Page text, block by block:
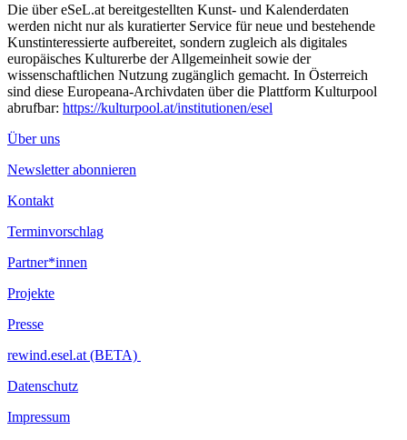
Die über eSeL.at bereitgestellten Kunst- und Kalenderdaten
werden nicht nur als kuratierter Service für neue und bestehende
Kunstinteressierte aufbereitet, sondern zugleich als digitales
europäisches Kulturerbe der Allgemeinheit sowie der
wissenschaftlichen Nutzung zugänglich gemacht. In Österreich
sind diese Europeana-Archivdaten über die Plattform Kulturpool
abrufbar: https://kulturpool.at/institutionen/esel
Über uns
Newsletter abonnieren
Kontakt
Terminvorschlag
Partner*innen
Projekte
Presse
rewind.esel.at (BETA)
Datenschutz
Impressum